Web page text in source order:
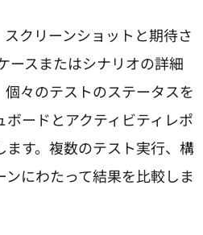
クリーンショットと期待さ
ースまたはシナリオの詳細
々のテストのステータスを
ードとアクティビティレポ
す。複数のテスト実行、構
にわたって結果を比較しま